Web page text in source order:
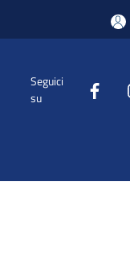
Seguici
su